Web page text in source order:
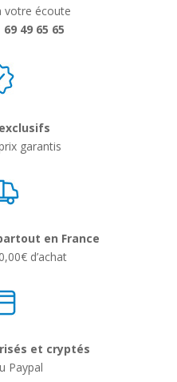
votre écoute
69 49 65 65
garantis
en France
d’achat
et cryptés
Paypal